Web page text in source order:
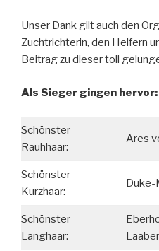
Unser Dank gilt auch den
Zuchtrichterin, den Helfern
Beitrag zu dieser toll
Als Sieger gingen hervor:
Schönster
Rauhhaar:
Ares
Schönster
Kurzhaar:
Duke-
Schönster
Langhaar: